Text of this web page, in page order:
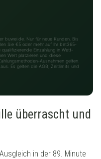
buwei.de. Nur für neue Kunden. Bis
Sie €5 oder mehr auf Ihr bet365-
Einzahlung in Wett-
Wert platzieren und diese
Ausnahmen gelten.
Es gelten die AGB, Zeitlimits und
überrascht und
in der 89. Minute